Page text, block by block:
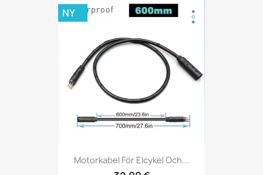
Motorkabel För Elcykel Och...
NY